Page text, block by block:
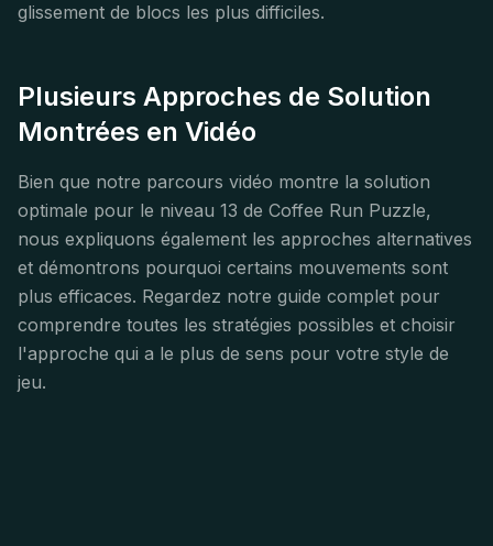
glissement de blocs les plus difficiles.
Plusieurs Approches de Solution
Montrées en Vidéo
Bien que notre parcours vidéo montre la solution
optimale pour le niveau 13 de Coffee Run Puzzle,
nous expliquons également les approches alternatives
et démontrons pourquoi certains mouvements sont
plus efficaces. Regardez notre guide complet pour
comprendre toutes les stratégies possibles et choisir
l'approche qui a le plus de sens pour votre style de
jeu.